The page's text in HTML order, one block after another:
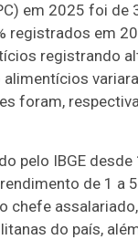
em 2025 foi de
registrados em
registrando
foram,
pelo IBGE
de 1 a
chefe
do país,